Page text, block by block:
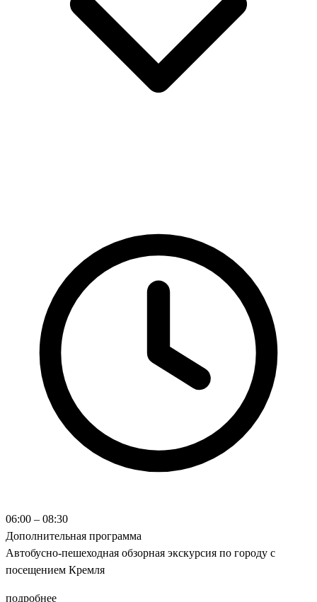
06:00 – 08:30
Дополнительная программа
Автобусно-пешеходная обзорная экскурсия по городу с
посещением Кремля
подробнее